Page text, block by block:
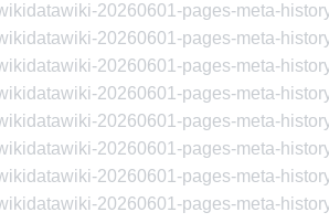
20260601-pages-meta-
20260601-pages-meta-
20260601-pages-meta-
20260601-pages-meta-
20260601-pages-meta-
20260601-pages-meta-
20260601-pages-meta-
20260601-pages-meta-